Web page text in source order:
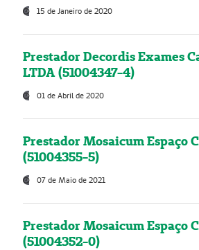
15 de Janeiro de 2020
Prestador Decordis Exames
LTDA (51004347-4)
01 de Abril de 2020
Prestador Mosaicum Espaço
(51004355-5)
07 de Maio de 2021
Prestador Mosaicum Espaço
(51004352-0)